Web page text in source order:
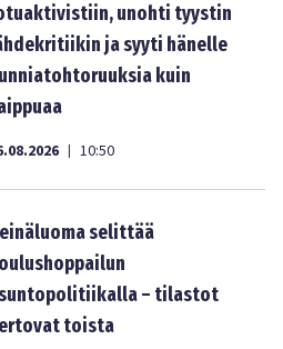
unohti tyystin
ja syyti hänelle
kuin
| 10:50
selittää
– tilastot
toista